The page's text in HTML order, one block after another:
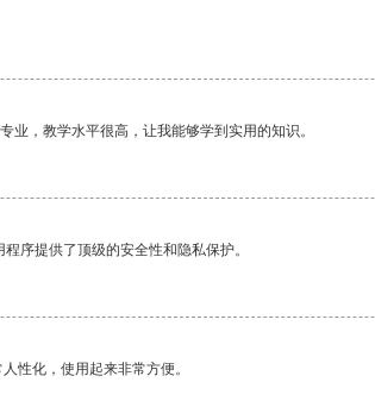
业，教学水平很高，让我能够学到实用的知识。
序提供了顶级的安全性和隐私保护。
性化，使用起来非常方便。